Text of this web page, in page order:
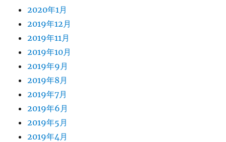
2020年1月
2019年12月
2019年11月
2019年10月
2019年9月
2019年8月
2019年7月
2019年6月
2019年5月
2019年4月